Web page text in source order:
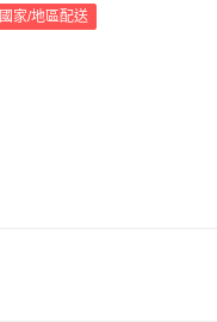
國家/地區配送